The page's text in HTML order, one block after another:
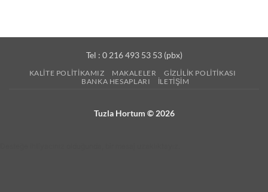
Tel : 0 216 493 53 53 (pbx)
KALITE POLITIKAMIZ MAKALELER
GIZLILIK POLITIKASI
BANKA HESAPLARI
İLETIŞIM
Tuzla Hortum © 2026